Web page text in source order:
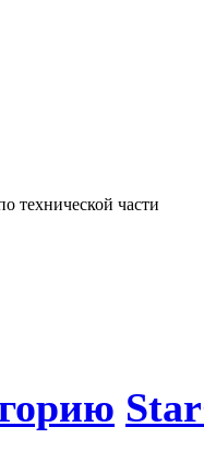
технической части